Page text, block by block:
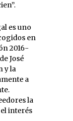
es uno
en
2016-
José
y la
a
la
interés